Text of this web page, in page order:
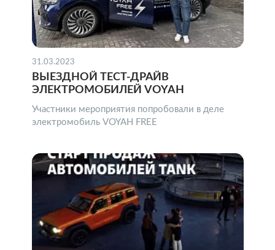
31.03.2023
ВЫЕЗДНОЙ ТЕСТ-ДРАЙВ
ЭЛЕКТРОМОБИЛЕЙ VOYAH
Участники мероприятия попробовали в деле
электромобиль VOYAH FREE